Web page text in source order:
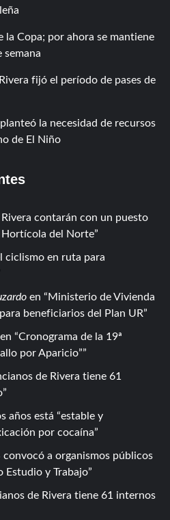
la Copa; por ahora se mantiene
semana
fijó el período de pases de
la necesidad de recursos
de El Niño
contarán con un puesto
Hortícola del Norte
ciclismo en ruta para
en
Ministerio de Vivienda
beneficiarios del Plan UR
en
Cronograma de la 19ª
por Aparicio”
de Rivera tiene 61
años está “estable y
por cocaína
convocó a organismos públicos
Estudio y Trabajo
de Rivera tiene 61 internos